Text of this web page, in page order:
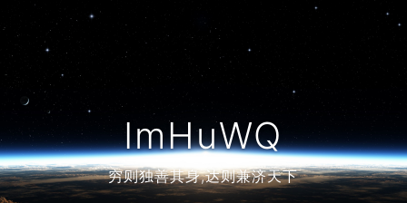
ImHuWQ
穷则独善其身,达则兼济天下